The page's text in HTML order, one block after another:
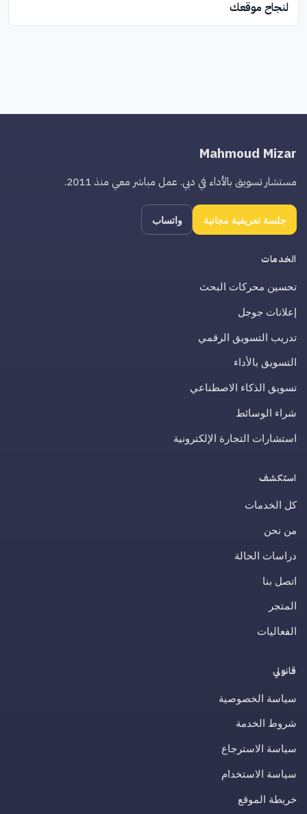
لنجاح موقعك
Mahmoud Mizar
مستشار تسويق بالأداء في دبي. عمل مباشر معي منذ 2011.
جلسة تعريفية مجانية واتساب
الخدمات
تحسين محركات البحث
إعلانات جوجل
تدريب التسويق الرقمي
التسويق بالأداء
تسويق الذكاء الاصطناعي
شراء الوسائط
استشارات التجارة الإلكترونية
استكشف
كل الخدمات
من نحن
دراسات الحالة
اتصل بنا
المتجر
الفعاليات
قانوني
سياسة الخصوصية
شروط الخدمة
سياسة الاسترجاع
سياسة الاستخدام
خريطة الموقع